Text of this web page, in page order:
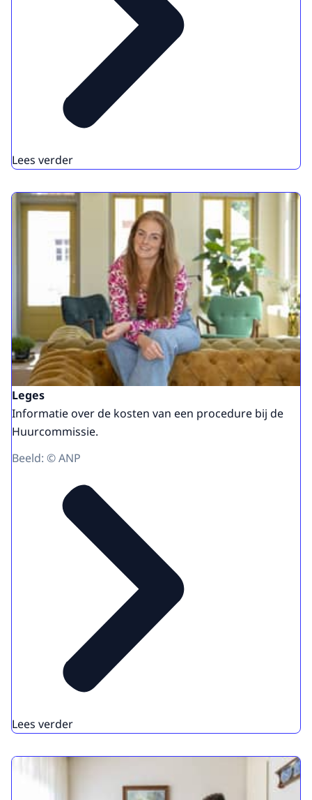
Lees verder
Leges
Informatie over de kosten van een procedure bij de
Huurcommissie.
Beeld: © ANP
Lees verder